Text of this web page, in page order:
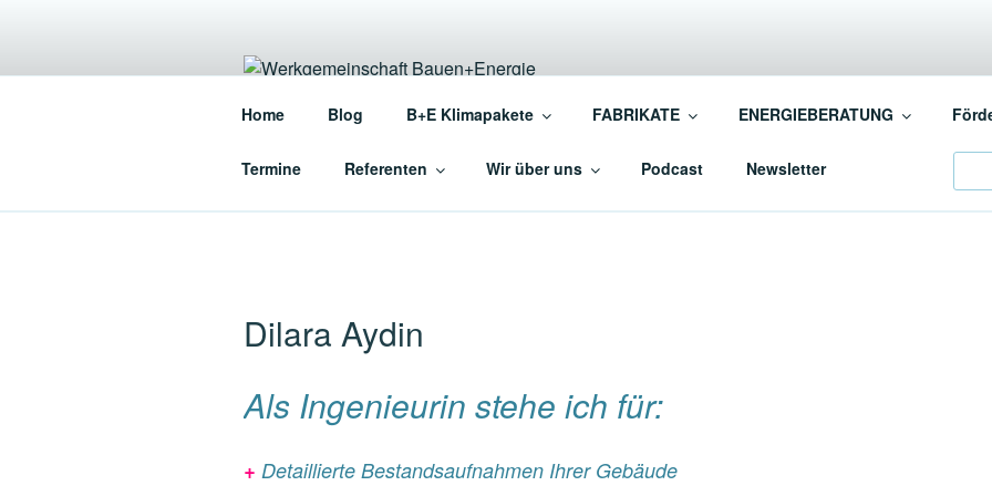
WERKGEMEINSCHAFT
Home Blog B+E Klimapakete FABRIKATE ENERGIEBERATUNG
Termine Referenten Wir über uns Podcast Newsletter
Dilara Aydin
Als Ingenieurin stehe ich für:
+ Detaillierte Bestandsaufnahmen Ihrer Gebäude